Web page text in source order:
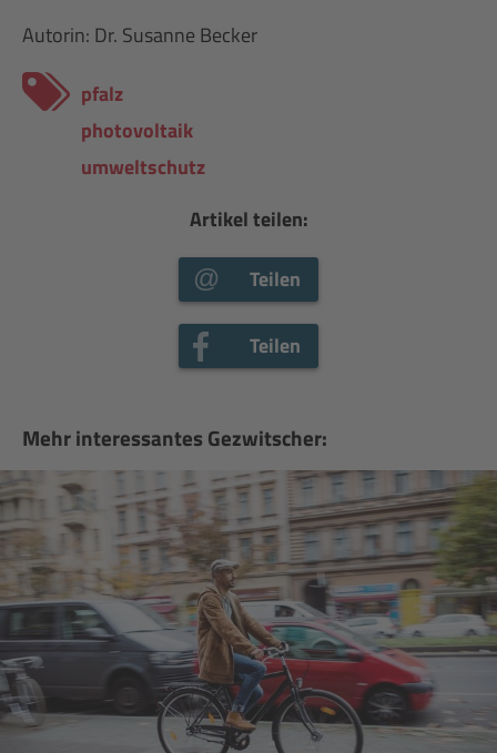
Autorin: Dr. Susanne Becker
pfalz
photovoltaik
umweltschutz
Artikel teilen:
Teilen
Teilen
Mehr interessantes Gezwitscher: